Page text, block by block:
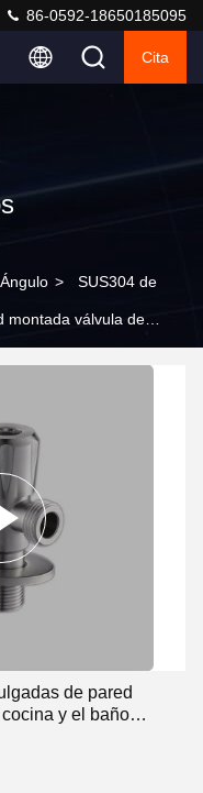
86-0592-18650185095
Cita
> SUS304 de
montada válvula de
de pared
y el baño